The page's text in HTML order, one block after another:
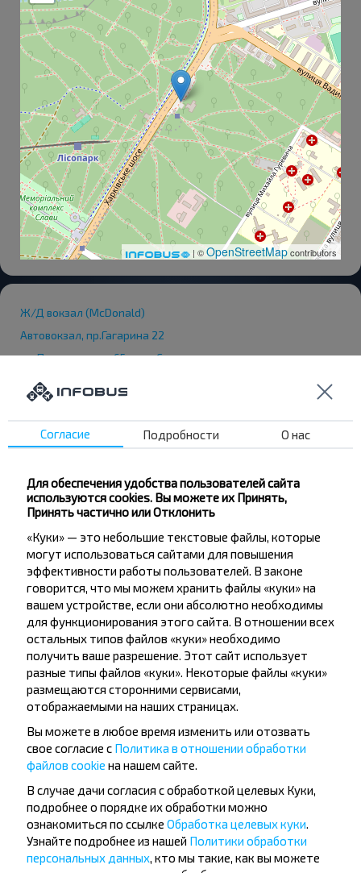
| ©OpenStreetMapcontributors
Ж/Д вокзал (McDonald)
Автовокзал, пр.Гагарина 22
ул. Плехановская 65, ст.м. Спортивная
пр. Победы 62 ТЦ "Алексеевский"
Ж/Д вокзал
Автовокзал, Московский проспект 299-А (ст.м.
Пролетарская)
eл. Плехановская 65, стадион "Металлист"
«Макдональдс» (ул. Полтавский Шлях 57)
ул.Котляра11)
АС-2, ул. Суздальские ряды 12
Автовокзал №4, Белгородское шоссе 8
ул. Науки, 9-Б, станция метро "Научная", McDonald's
Станция метро "Исторический музей"
Автобусная остановка, пр-т Людвига Свободы 30, ст. метро
"Олексеевская", маг. "Сильпо"
Хотите
путешествовать
дешевле?
Согласие Подробности О нас
Для обеспечения удобства пользователей сайта
используются cookies. Вы можете их Принять,
Принять частично или Отклонить
«Куки» — это небольшие текстовые файлы, которые
могут использоваться сайтами для повышения
эффективности работы пользователей. В законе
говорится, что мы можем хранить файлы «куки» на
вашем устройстве, если они абсолютно необходимы
для функционирования этого сайта. В отношении всех
остальных типов файлов «куки» необходимо
получить ваше разрешение. Этот сайт использует
разные типы файлов «куки». Некоторые файлы «куки»
размещаются сторонними сервисами,
отображаемыми на наших страницах.
Вы можете в любое время изменить или отозвать
свое согласие с Политика в отношении обработки
файлов cookie на нашем сайте.
В случае дачи согласия с обработкой целевых Куки,
подробнее о порядке их обработки можно
ознакомиться по ссылке Обработка целевых куки.
Узнайте подробнее из нашей Политики обработки
персональных данных, кто мы такие, как вы можете